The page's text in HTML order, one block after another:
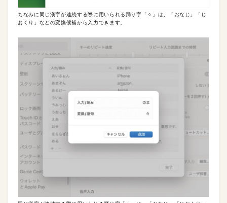
ちなみに同じ漢字が連続する際に用いられる踊り字「々」は、「おなじ」「じ
おくり」などの変換候補から入力できます。